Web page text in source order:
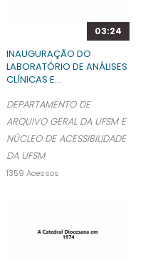
03:24
INAUGURAÇÃO DO
LABORATÓRIO DE ANÁLISES
CLÍNICAS E...
DEPARTAMENTO DE
ARQUIVO GERAL DA UFSM E
NÚCLEO DE ACESSIBILIDADE
DA UFSM
1359 Acessos